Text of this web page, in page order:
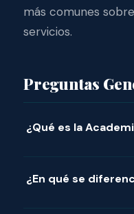
más comunes
servicios.
Preguntas
¿Qué es la
¿En qué se